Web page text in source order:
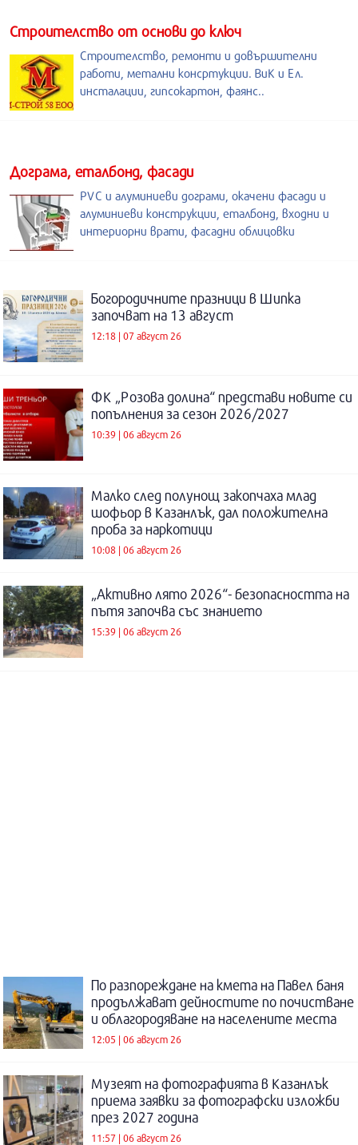
Строителство от основи до ключ
Строителство, ремонти и довършителни
работи, метални консртукции. ВиК и Ел.
инсталации, гипсокартон, фаянс..
Дограма, еталбонд, фасади
PVC и алуминиеви дограми, окачени фасади и
алуминиеви конструкции, еталбонд, входни и
интериорни врати, фасадни облицовки
Богородичните празници в Шипка
започват на 13 август
12:18 | 07 август 26
ФК „Розова долина“ представи новите си
попълнения за сезон 2026/2027
10:39 | 06 август 26
Малко след полунощ закопчаха млад
шофьор в Казанлък, дал положителна
проба за наркотици
10:08 | 06 август 26
„Активно лято 2026“- безопасността на
пътя започва със знанието
15:39 | 06 август 26
По разпореждане на кмета на Павел баня
продължават дейностите по почистване
и облагородяване на населените места
12:05 | 06 август 26
Музеят на фотографията в Казанлък
приема заявки за фотографски изложби
през 2027 година
11:57 | 06 август 26